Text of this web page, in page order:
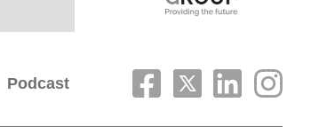
Podcast